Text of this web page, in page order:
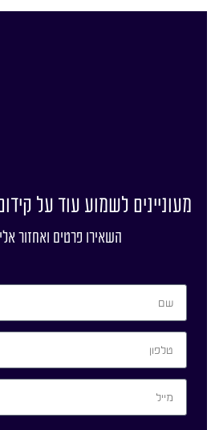
מעוניינים לשמוע עוד על
השאירו פרטים ואחזור